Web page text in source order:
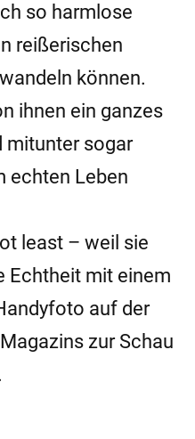
so harmlose
reißerischen
können.
ihnen ein ganzes
mitunter sogar
echten Leben
least – weil sie
Echtheit mit einem
auf der
zur Schau